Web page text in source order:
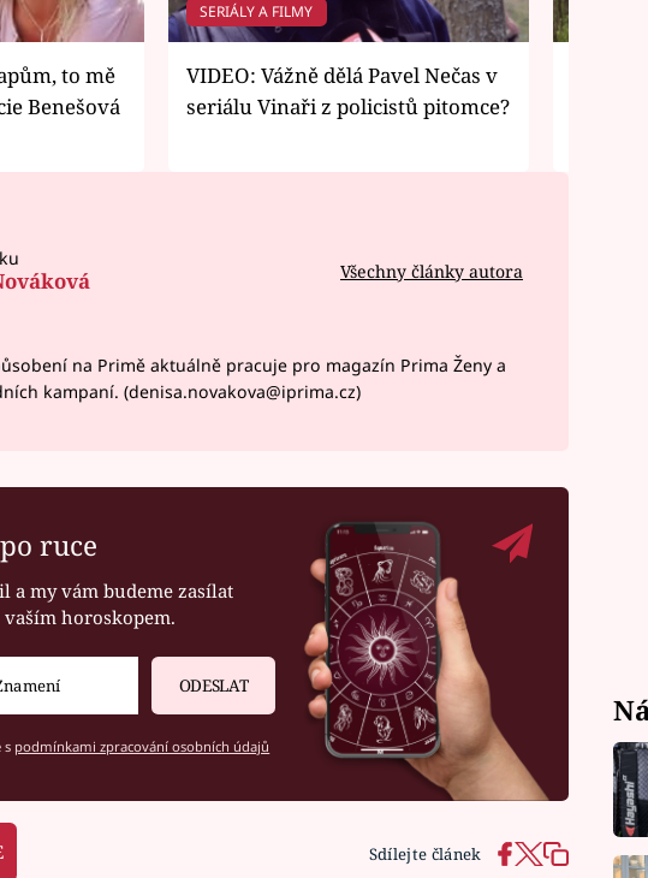
to mě
Benešová
SERIÁLY A FILMY
VIDEO: Vážně dělá Pavel Nečas v
seriálu Vinaři z policistů pitomce?
Všechny články autora
na Primě aktuálně pracuje pro magazín Prima Ženy a
kampaní. (denisa.novakova@iprima.cz)
ruce
a my vám budeme zasílat
horoskopem.
ODESLAT
s podmínkami zpracování osobních údajů
Sdílejte článek